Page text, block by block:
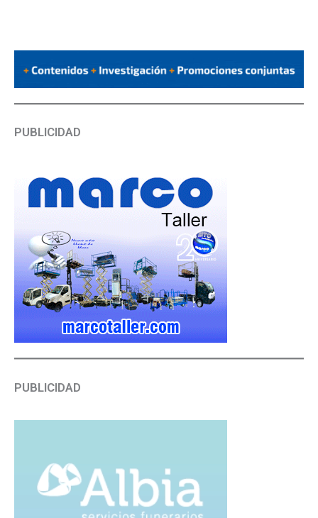
PUBLICIDAD
PUBLICIDAD